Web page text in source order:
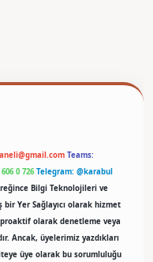
Teams:
0 726 Telegram: @karabul
Bilgi Teknolojileri ve
Yer Sağlayıcı olarak hizmet
olarak denetleme veya
Ancak, üyelerimiz yazdıkları
üye olarak bu sorumluluğu